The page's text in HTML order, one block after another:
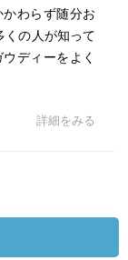
わらず随分お
くの人が知って
ディーをよく
詳細をみる